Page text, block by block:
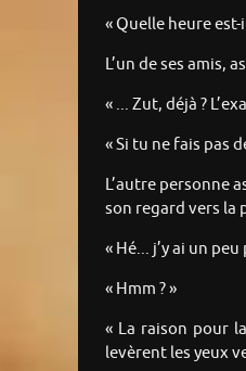
« Quelle heure
L’un de ses amis,
« ... Zut, déjà ?
« Si tu ne fais pas
L’autre personne
son regard vers la
« Hé... j’y ai un
« Hmm ? »
« La raison pour
levèrent les yeux